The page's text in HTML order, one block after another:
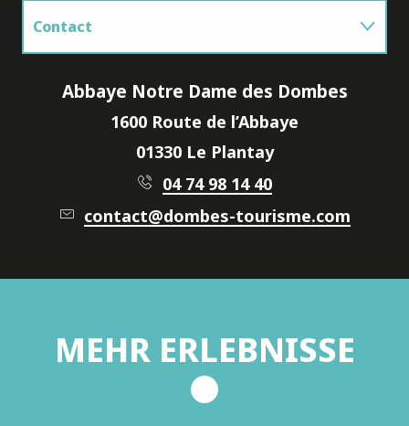
Contact
M'y rendre
Abbaye Notre Dame des Dombes
1600 Route de l’Abbaye
01330 Le Plantay
04 74 98 14 40
contact@dombes-tourisme.com
MEHR ERLEBNISSE